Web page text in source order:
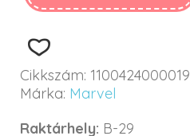
Cikkszám: 1100424000019
Márka: Marvel
Raktárhely: B-29